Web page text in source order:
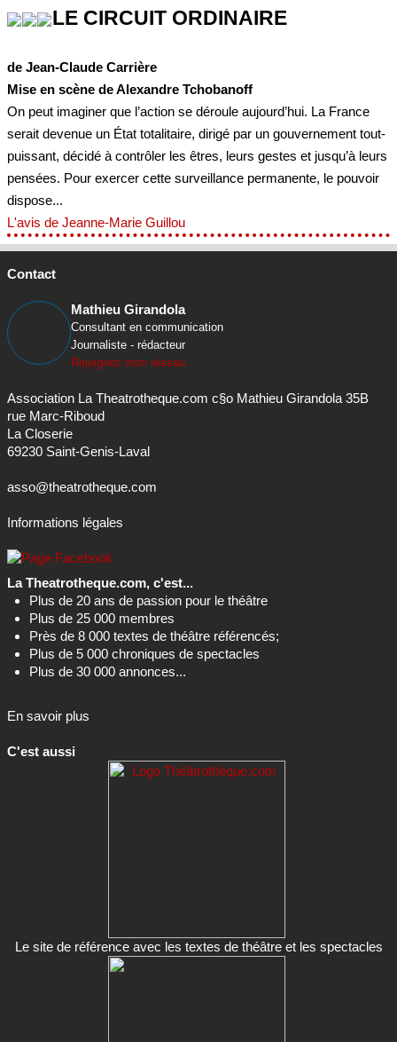
LE CIRCUIT ORDINAIRE
de Jean-Claude Carrière
Mise en scène de Alexandre Tchobanoff
On peut imaginer que l’action se déroule aujourd’hui. La France
serait devenue un État totalitaire, dirigé par un gouvernement tout-
puissant, décidé à contrôler les êtres, leurs gestes et jusqu’à leurs
pensées. Pour exercer cette surveillance permanente, le pouvoir
dispose...
L'avis de Jeanne-Marie Guillou
Contact
Mathieu Girandola
Consultant en communication
Journaliste - rédacteur
Rejoignez mon réseau
Association La Theatrotheque.com c§o Mathieu Girandola 35B
rue Marc-Riboud
La Closerie
69230 Saint-Genis-Laval
asso@theatrotheque.com
Informations légales
La Theatrotheque.com, c'est...
Plus de 20 ans de passion pour le théâtre
Plus de 25 000 membres
Près de 8 000 textes de théâtre référencés;
Plus de 5 000 chroniques de spectacles
Plus de 30 000 annonces...
En savoir plus
C'est aussi
Le site de référence avec les textes de théâtre et les spectacles